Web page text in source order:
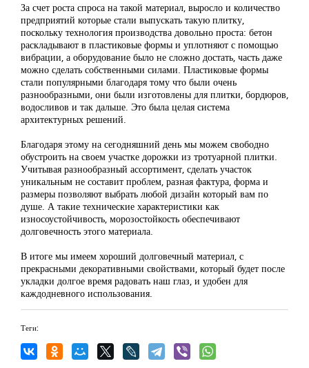
За счет роста спроса на такой материал, выросло и количество
предприятий которые стали выпускать такую плитку,
поскольку технология производства довольно проста: бетон
раскладывают в пластиковые формы и уплотняют с помощью
вибрации, а оборудование было не сложно достать, часть даже
можно сделать собственными силами. Пластиковые формы
стали популярными благодаря тому что были очень
разнообразными, они были изготовлены для плитки, бордюров,
водосливов и так дальше. Это была целая система
архитектурных решений.
Благодаря этому на сегодняшний день мы можем свободно
обустроить на своем участке дорожки из тротуарной плитки.
Учитывая разнообразный ассортимент, сделать участок
уникальным не составит проблем, разная фактура, форма и
размеры позволяют выбрать любой дизайн который вам по
душе. А такие технические характеристики как
износоустойчивость, морозостойкость обеспечивают
долговечность этого материала.
В итоге мы имеем хороший долговечный материал, с
прекрасными декоративными свойствами, который будет после
укладки долгое время радовать наш глаз, и удобен для
каждодневного использования.
Теги: